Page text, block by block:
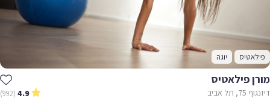
יוגה
פילאטיס
אביב 4.9
(992)